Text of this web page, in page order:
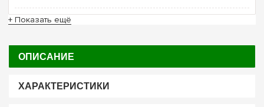
+ Показать ещё
ОПИСАНИЕ
ХАРАКТЕРИСТИКИ